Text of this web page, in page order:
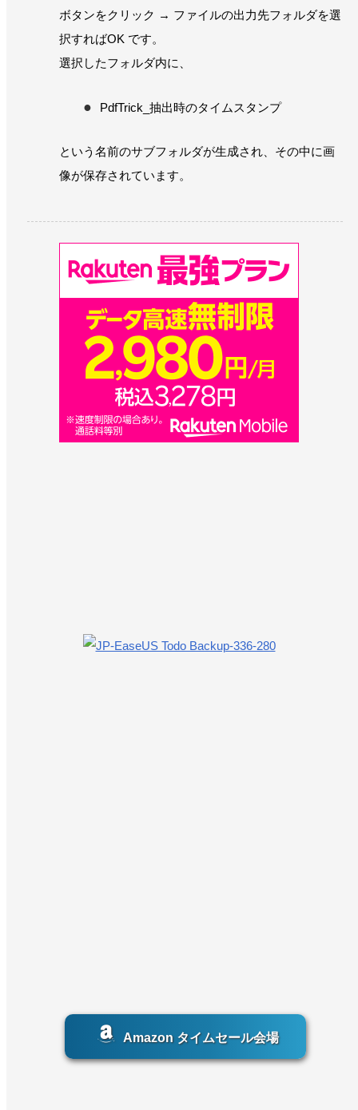
ボタンをクリック → ファイルの出力先フォルダを選
択すればOK です。
選択したフォルダ内に、
PdfTrick_抽出時のタイムスタンプ
という名前のサブフォルダが生成され、その中に画
像が保存されています。
Amazon タイムセール会場